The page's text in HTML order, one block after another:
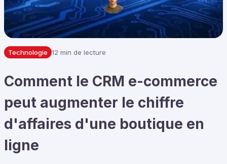
Technologie 12 min de lecture
Comment le CRM e-commerce
peut augmenter le chiffre
d'affaires d'une boutique en
ligne